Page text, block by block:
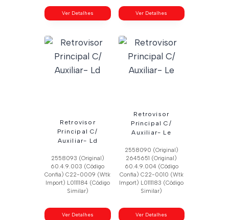
Ver Detalhes Ver Detalhes
Retrovisor
Principal C/
Auxiliar- Ld
2558093 (Original)
60.4.9.003 (Código
Confia) C22-0009 (Wtk
Import) L0111184 (Código
Similar)
Ver Detalhes
Retrovisor
Principal C/
Auxiliar- Le
2558090 (Original)
2645651 (Original)
60.4.9.004 (Código
Confia) C22-0010 (Wtk
Import) L0111183 (Código
Similar)
Ver Detalhes